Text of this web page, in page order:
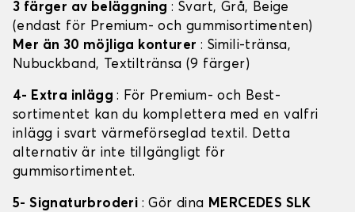
3 färger av beläggning: Svart, Grå, Beige
(endast för Premium- och gummisortimenten)
Mer än 30 möjliga konturer : Simili-tränsa,
Nubuckband, Textiltränsa (9 färger)
4- Extra inlägg: För Premium- och Best-
sortimentet kan du komplettera med en valfri
inlägg i svart värmeförseglad textil. Detta
alternativ är inte tillgängligt för
gummisortimentet.
5- Signaturbroderi : Gör dina MERCEDES SLK